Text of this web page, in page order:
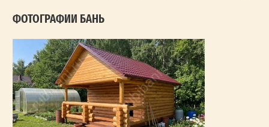
ФОТОГРАФИИ БАНЬ